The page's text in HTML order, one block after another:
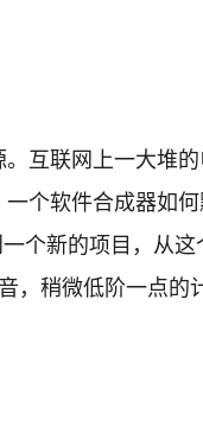
互联网上一大堆
个软件合成器如
个新的项目，从
，稍微低阶一点的